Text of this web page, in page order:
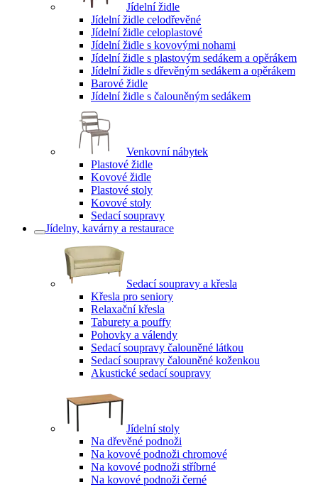
Jídelní židle
Jídelní židle celodřevěné
Jídelní židle celoplastové
Jídelní židle s kovovými nohami
Jídelní židle s plastovým sedákem a opěrákem
Jídelní židle s dřevěným sedákem a opěrákem
Barové židle
Jídelní židle s čalouněným sedákem
Venkovní nábytek
Plastové židle
Kovové židle
Plastové stoly
Kovové stoly
Sedací soupravy
Jídelny, kavárny a restaurace
Sedací soupravy a křesla
Křesla pro seniory
Relaxační křesla
Taburety a pouffy
Pohovky a válendy
Sedací soupravy čalouněné látkou
Sedací soupravy čalouněné koženkou
Akustické sedací soupravy
Jídelní stoly
Na dřevěné podnoži
Na kovové podnoži chromové
Na kovové podnoži stříbrné
Na kovové podnoži černé